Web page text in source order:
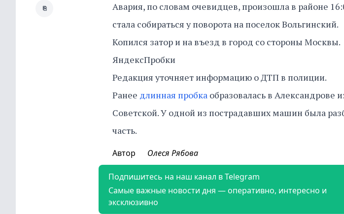
Авария, по словам очевидцев, произошла в районе
стала собираться у поворота на поселок Вольгинский.
Копился затор и на въезд в город со стороны Москвы.
ЯндексПробки
Редакция уточняет информацию о ДТП в полиции.
Ранее длинная пробка образовалась в Александрове
Советской. У одной из пострадавших машин была
часть.
⎘
Автор Олеся Рябова
Подпишитесь на наш канал в Telegram
Самые важные новости дня — оперативно, интересно и
эксклюзивно